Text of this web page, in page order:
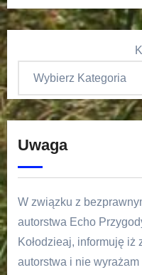
Uwaga
W związku z
autorstwa Echo
Kołodzieaj, informuję
autorstwa i nie